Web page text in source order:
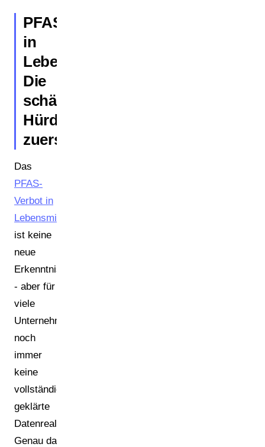
PFAS
in
Die
schärfste
Hürde
zuerst
Das
PFAS-
Verbot in
Lebensmittelverpackungen
ist keine
neue
Erkenntnis
- aber für
viele
Unternehmen
noch
immer
keine
vollständig
geklärte
Datenrealität.
Genau da